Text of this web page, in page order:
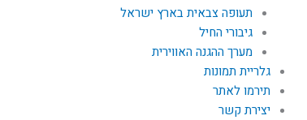
תעופה צבאית בארץ ישראל
גיבורי החיל
מערך ההגנה האווירית
גלריית תמונות
תירמו לאתר
יצירת קשר